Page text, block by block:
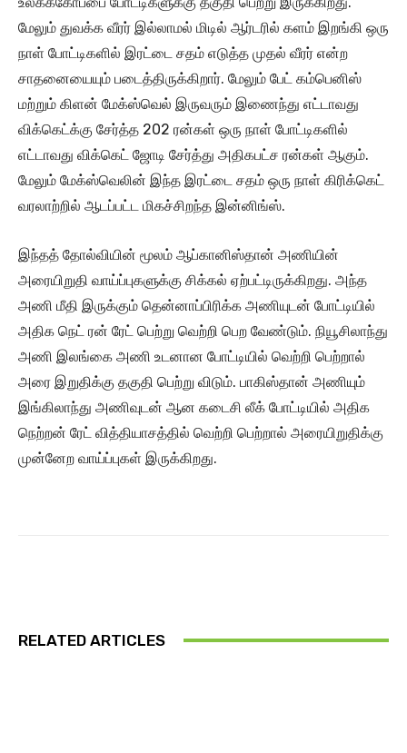
மேலும் துவக்க வீரர் இல்லாமல் மிடில் ஆர்டரில் களம் இறங்கி ஒரு
நாள் போட்டிகளில் இரட்டை சதம் எடுத்த முதல் வீரர் என்ற
சாதனையையும் படைத்திருக்கிறார். மேலும் பேட் கம்பெனிஸ்
மற்றும் கிளன் மேக்ஸ்வெல் இருவரும் இணைந்து எட்டாவது
விக்கெட்க்கு சேர்த்த 202 ரன்கள் ஒரு நாள் போட்டிகளில்
எட்டாவது விக்கெட் ஜோடி சேர்த்து அதிகபட்ச ரன்கள் ஆகும்.
மேலும் மேக்ஸ்வெலின் இந்த இரட்டை சதம் ஒரு நாள் கிரிக்கெட்
வரலாற்றில் ஆடப்பட்ட மிகச்சிறந்த இன்னிங்ஸ்.
இந்தத் தோல்வியின் மூலம் ஆப்கானிஸ்தான் அணியின்
அரையிறுதி வாய்ப்புகளுக்கு சிக்கல் ஏற்பட்டிருக்கிறது. அந்த
அணி மீதி இருக்கும் தென்னாப்பிரிக்க அணியுடன் போட்டியில்
அதிக நெட் ரன் ரேட் பெற்று வெற்றி பெற வேண்டும். நியூசிலாந்து
அணி இலங்கை அணி உடனான போட்டியில் வெற்றி பெற்றால்
அரை இறுதிக்கு தகுதி பெற்று விடும். பாகிஸ்தான் அணியும்
இங்கிலாந்து அணிவுடன் ஆன கடைசி லீக் போட்டியில் அதிக
நெற்றன் ரேட் வித்தியாசத்தில் வெற்றி பெற்றால் அரையிறுதிக்கு
முன்னேற வாய்ப்புகள் இருக்கிறது.
RELATED ARTICLES